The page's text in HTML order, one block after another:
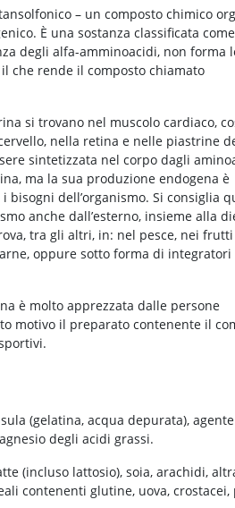
– un composto chimico
È una sostanza classificata
degli alfa-amminoacidi, non forma
che rende il composto chiamato
si trovano nel muscolo cardiaco,
nella retina e nelle piastrine
sintetizzata nel corpo dagli
ma la sua produzione endogena è
bisogni dell’organismo. Si consiglia
anche dall’esterno, insieme alla
tra gli altri, in: nel pesce, nei
oppure sotto forma di integratori
è molto apprezzata dalle persone
motivo il preparato contenente il
(gelatina, acqua depurata), agente
degli acidi grassi.
(incluso lattosio), soia, arachidi,
contenenti glutine, uova, crostacei,